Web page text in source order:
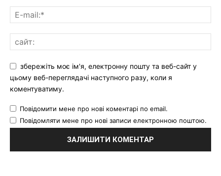
збережіть моє ім'я, електронну пошту та веб-сайт у
цьому веб-переглядачі наступного разу, коли я
коментуватиму.
Повідомити мене про нові коментарі по email.
Повідомляти мене про нові записи електронною поштою.